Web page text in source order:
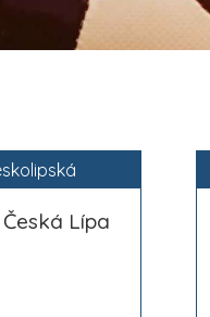
Lípa